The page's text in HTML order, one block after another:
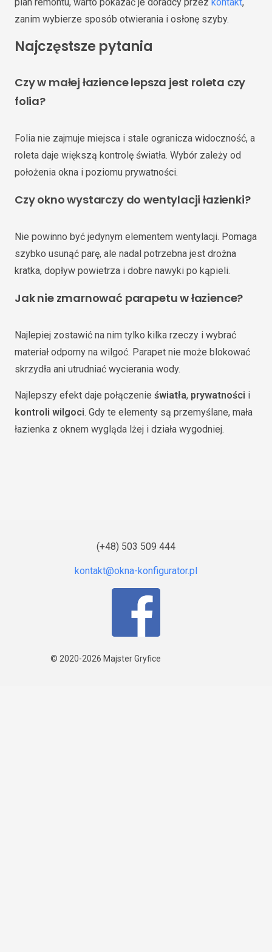
zanim wybierze sposób otwierania i osłonę szyby.
Najczęstsze pytania
Czy w małej łazience lepsza jest roleta czy
folia?
Folia nie zajmuje miejsca i stale ogranicza widoczność, a
roleta daje większą kontrolę światła. Wybór zależy od
położenia okna i poziomu prywatności.
Czy okno wystarczy do wentylacji łazienki?
Nie powinno być jedynym elementem wentylacji. Pomaga
szybko usunąć parę, ale nadal potrzebna jest drożna
kratka, dopływ powietrza i dobre nawyki po kąpieli.
Jak nie zmarnować parapetu w łazience?
Najlepiej zostawić na nim tylko kilka rzeczy i wybrać
materiał odporny na wilgoć. Parapet nie może blokować
skrzydła ani utrudniać wycierania wody.
Najlepszy efekt daje połączenie światła, prywatności i
kontroli wilgoci. Gdy te elementy są przemyślane, mała
łazienka z oknem wygląda lżej i działa wygodniej.
(+48) 503 509 444
© 2020-2026 Majster Gryfice